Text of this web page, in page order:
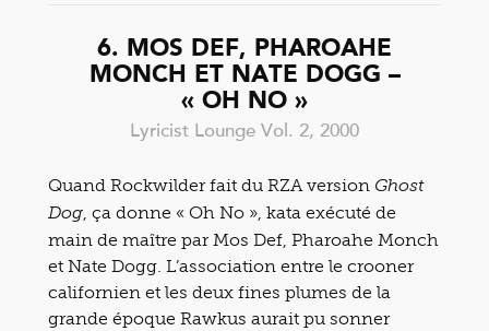
6. MOS DEF, PHAROAHE
MONCH ET NATE DOGG –
« OH NO »
Lyricist Lounge Vol. 2, 2000
Quand Rockwilder fait du RZA version Ghost
Dog, ça donne « Oh No », kata exécuté de
main de maître par Mos Def, Pharoahe Monch
et Nate Dogg. L’association entre le crooner
californien et les deux fines plumes de la
grande époque Rawkus aurait pu sonner